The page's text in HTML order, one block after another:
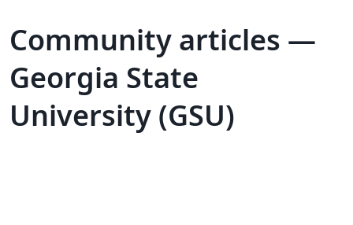
Community articles —
Georgia State
University (GSU)